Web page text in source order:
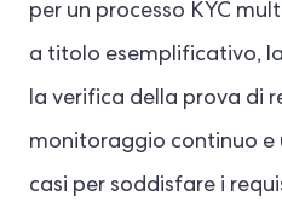
per un processo KYC
a titolo esemplificativo,
la verifica della prova di
monitoraggio continuo e
casi per soddisfare i